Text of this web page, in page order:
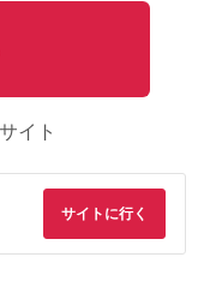
イト
サイトに行く